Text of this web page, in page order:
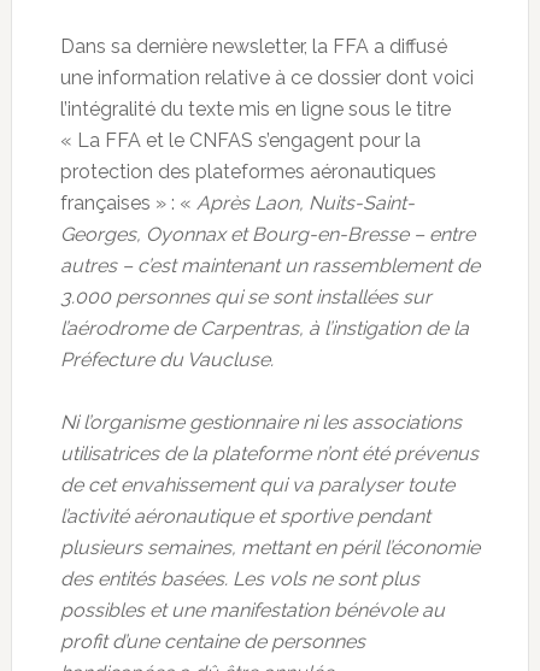
Dans sa dernière newsletter, la FFA a diffusé
une information relative à ce dossier dont voici
l’intégralité du texte mis en ligne sous le titre
« La FFA et le CNFAS s’engagent pour la
protection des plateformes aéronautiques
françaises » : « Après Laon, Nuits-Saint-
Georges, Oyonnax et Bourg-en-Bresse – entre
autres – c’est maintenant un rassemblement de
3.000 personnes qui se sont installées sur
l’aérodrome de Carpentras, à l’instigation de la
Préfecture du Vaucluse.
Ni l’organisme gestionnaire ni les associations
utilisatrices de la plateforme n’ont été prévenus
de cet envahissement qui va paralyser toute
l’activité aéronautique et sportive pendant
plusieurs semaines, mettant en péril l’économie
des entités basées. Les vols ne sont plus
possibles et une manifestation bénévole au
profit d’une centaine de personnes